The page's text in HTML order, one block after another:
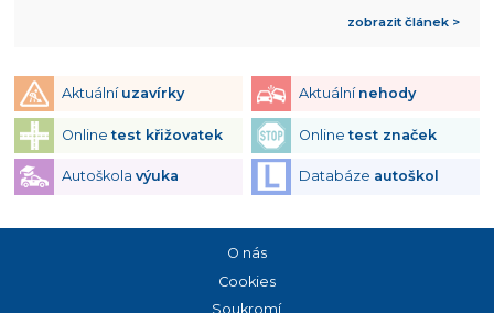
zobrazit článek >
Aktuální uzavírky Aktuální nehody
Onlinetest křižovatek Onlinetest značek
Autoškola výuka Databáze autoškol
O nás
Cookies
Soukromí